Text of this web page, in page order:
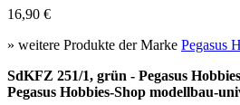
16,90 €
» weitere Produkte der Marke Pegasus
SdKFZ 251/1, grün - Pegasus
Pegasus Hobbies-Shop modellbau-